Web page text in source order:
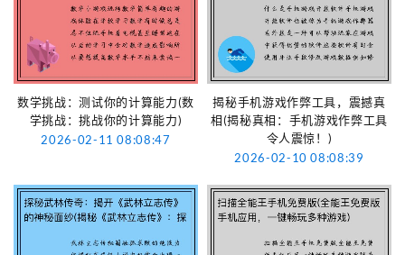
数学挑战：测试你的计算能力(数
学挑战：挑战你的计算能力)
2026-02-11 08:08:47
揭秘手机游戏作弊工具，震撼真
相(揭秘真相：手机游戏作弊工具
令人震惊！)
2026-02-10 08:08:39